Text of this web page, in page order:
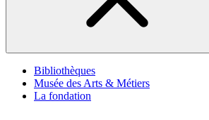
Bibliothèques
Musée des Arts & Métiers
La fondation